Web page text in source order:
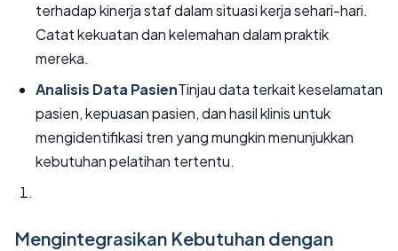
terhadap kinerja staf dalam situasi kerja sehari-hari.
Catat kekuatan dan kelemahan dalam praktik
mereka.
Analisis Data PasienTinjau data terkait keselamatan
pasien, kepuasan pasien, dan hasil klinis untuk
mengidentifikasi tren yang mungkin menunjukkan
kebutuhan pelatihan tertentu.
Mengintegrasikan Kebutuhan dengan